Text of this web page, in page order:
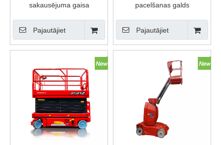
sakausējuma gaisa
Pajautājiet
pacelšanas galds
Pajautājiet